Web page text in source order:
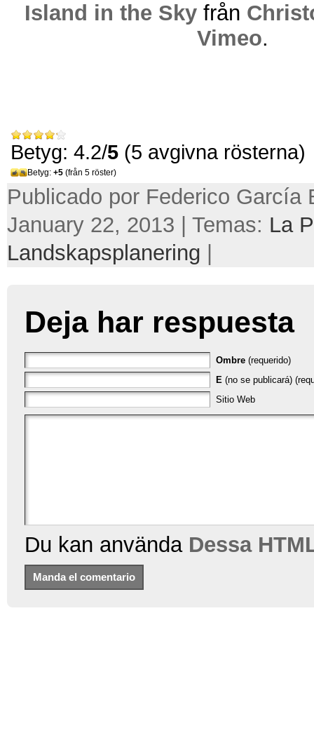
Island in the Sky från
Vimeo.
Betyg: 4.2/5 (5 avgivna rösterna)
Betyg: +5 (från 5 röster)
Publicado por Federico García
January 22, 2013 | Temas: La
Landskapsplanering
Deja har respuesta
Ombre (requerido)
E (no se publicará)
Sitio Web
Du kan använda Dessa